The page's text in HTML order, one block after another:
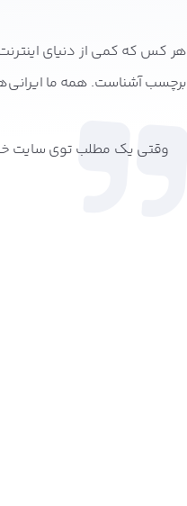
هر کس که کمی از دنیای
برچسب آشناست. همه ما
وقتی یک مطلب توی سایت